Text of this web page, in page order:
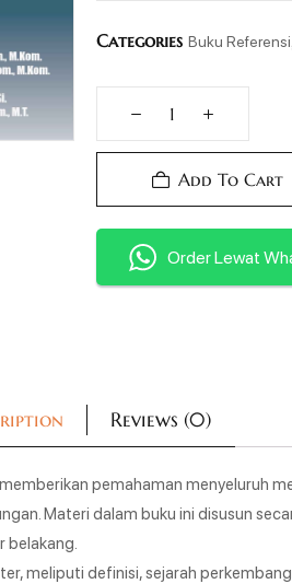
Categories Buku Referensi
Add To Cart
Order Lewat
Reviews (0)
pemahaman menyeluruh
Materi dalam buku ini disusun
meliputi definisi, sejarah